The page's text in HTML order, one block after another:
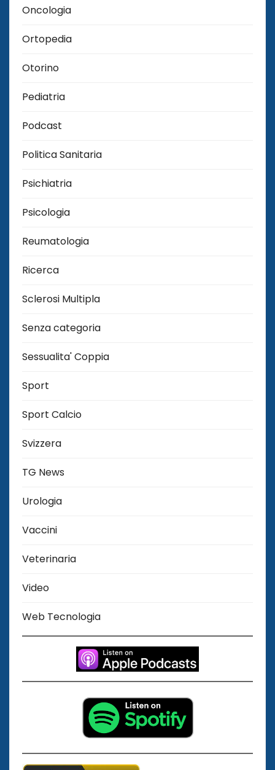
Oncologia
Ortopedia
Otorino
Pediatria
Podcast
Politica Sanitaria
Psichiatria
Psicologia
Reumatologia
Ricerca
Sclerosi Multipla
Senza categoria
Sessualita' Coppia
Sport
Sport Calcio
Svizzera
TG News
Urologia
Vaccini
Veterinaria
Video
Web Tecnologia